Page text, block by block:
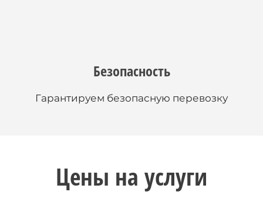
Безопасность
Гарантируем безопасную перевозку
Цены на услуги